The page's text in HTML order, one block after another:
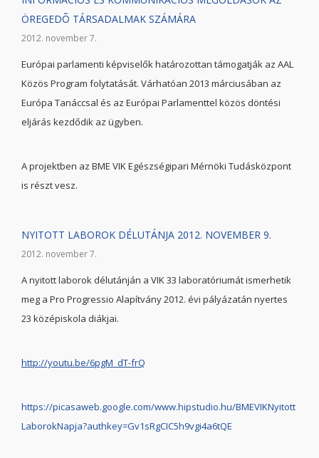
ÖREGEDÕ TÁRSADALMAK SZÁMÁRA
2012. november 7.
Európai parlamenti képviselők határozottan támogatják az AAL
Közös Program folytatását. Várhatóan 2013 márciusában az
Európa Tanáccsal és az Európai Parlamenttel közös döntési
eljárás kezdődik az ügyben.
A projektben az BME VIK Egészségipari Mérnöki Tudásközpont
is részt vesz.
NYITOTT LABOROK DÉLUTÁNJA 2012. NOVEMBER 9.
2012. november 7.
A nyitott laborok délutánján a VIK 33 laboratóriumát ismerhetik
meg a Pro Progressio Alapítvány 2012. évi pályázatán nyertes
23 középiskola diákjai.
http://youtu.be/6pgM_dT-frQ
https://picasaweb.google.com/www.hipstudio.hu/BMEVIKNyitott
LaborokNapja?authkey=Gv1sRgCIC5h9vgi4a6tQE